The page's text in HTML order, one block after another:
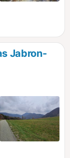
Jabron-